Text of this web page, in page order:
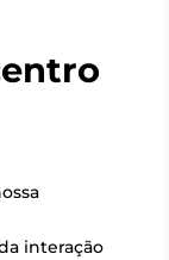
interação